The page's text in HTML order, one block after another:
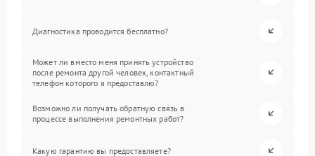
Диагностика проводится бесплатно?
Может ли вместо меня принять устройство
после ремонта другой человек, контактный
телефон которого я предоставлю?
Возможно ли получать обратную связь в
процессе выполнения ремонтных работ?
Какую гарантию вы предоставляете?